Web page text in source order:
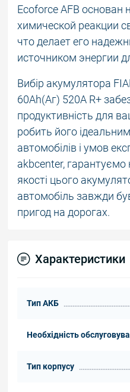
Ecoforce AFB основан
химической реакции
что делает его
источником энергии
Вибір акумулятора
60Аh(Аг) 520А R+
продуктивність для
робить його
автомобілів і умов
akbcenter,
якості цього
автомобіль завжди
пригод на дорогах.
Характеристики
Тип АКБ
Необхідність
Тип корпусу